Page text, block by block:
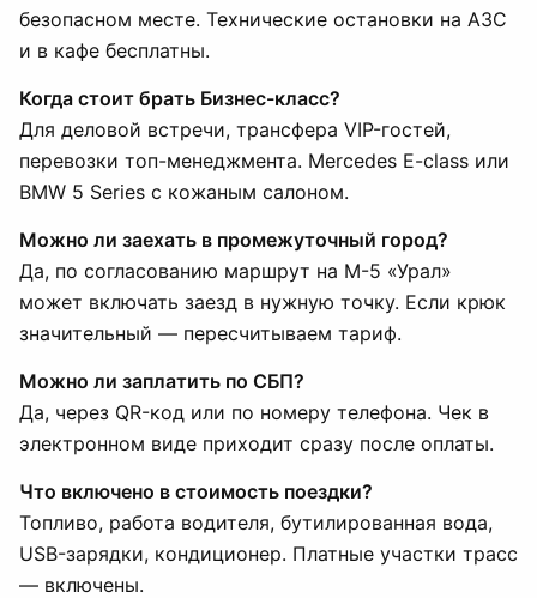
безопасном месте. Технические остановки на АЗС
и в кафе бесплатны.
Когда стоит брать Бизнес-класс?
Для деловой встречи, трансфера VIP-гостей,
перевозки топ-менеджмента. Mercedes E-class или
BMW 5 Series с кожаным салоном.
Можно ли заехать в промежуточный город?
Да, по согласованию маршрут на М-5 «Урал»
может включать заезд в нужную точку. Если крюк
значительный — пересчитываем тариф.
Можно ли заплатить по СБП?
Да, через QR-код или по номеру телефона. Чек в
электронном виде приходит сразу после оплаты.
Что включено в стоимость поездки?
Топливо, работа водителя, бутилированная вода,
USB-зарядки, кондиционер. Платные участки трасс
— включены.